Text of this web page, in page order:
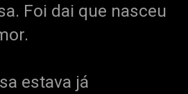
Foi dai que nasceu
estava já